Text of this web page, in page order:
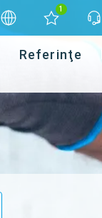
1
Referinţe